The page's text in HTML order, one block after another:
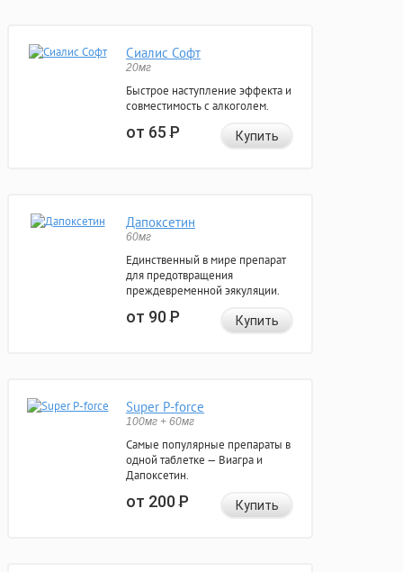
Сиалис Софт
20мг
Быстрое наступление эффекта и
совместимость с алкоголем.
от 65Р Купить
Дапоксетин
60мг
Единственный в мире препарат
для предотвращения
преждевременной эякуляции.
от 90Р Купить
Super P-force
100мг + 60мг
Самые популярные препараты в
одной таблетке — Виагра и
Дапоксетин.
от 200Р Купить